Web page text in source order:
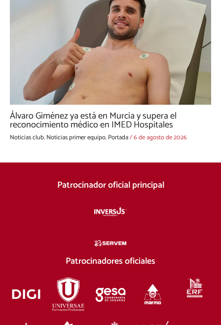
Álvaro Giménez ya está en Murcia y supera el
reconocimiento médico en IMED Hospitales
Noticias club,Noticias primer equipo,Portada/6 de agosto de 2026
Patrocinador oficial principal
Patrocinadores oficiales